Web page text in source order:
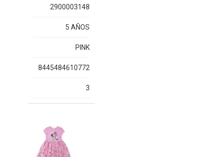
2900003148
5 AÑOS
PINK
8445484610772
3